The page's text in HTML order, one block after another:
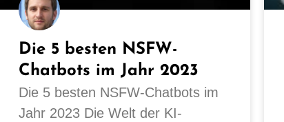
Die 5 besten NSFW-
Chatbots im Jahr 2023
Die 5 besten NSFW-Chatbots im
Jahr 2023 Die Welt der KI-